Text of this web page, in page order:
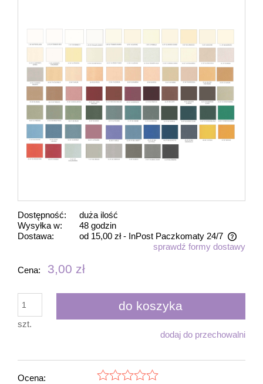
Dostępność:
duża ilość
Wysyłka w:
48 godzin
Dostawa:
od 15,00 zł - InPost Paczkomaty 24/7
Cena nie zawiera ewentualnych kosztów płatnościsprawdź formy dostawy
Cena: 3,00 zł
szt.
do koszyka
dodaj do przechowalni
Ocena: